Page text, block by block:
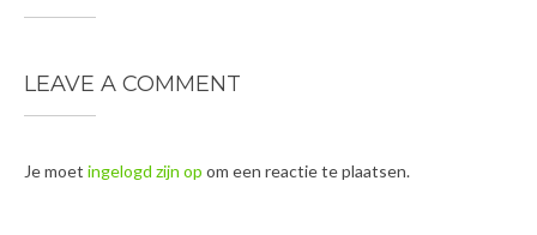
LEAVE A COMMENT
Je moet ingelogd zijn op om een reactie te plaatsen.